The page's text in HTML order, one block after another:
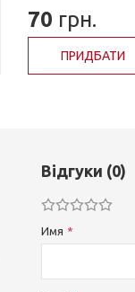
70 грн.
ПРИДБАТИ
Відгуки (0)
Имя